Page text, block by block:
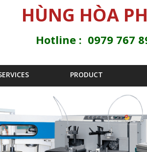
Jump to navigation
HÙNG HÒA
Hotline : 0979 767
PRODUCT